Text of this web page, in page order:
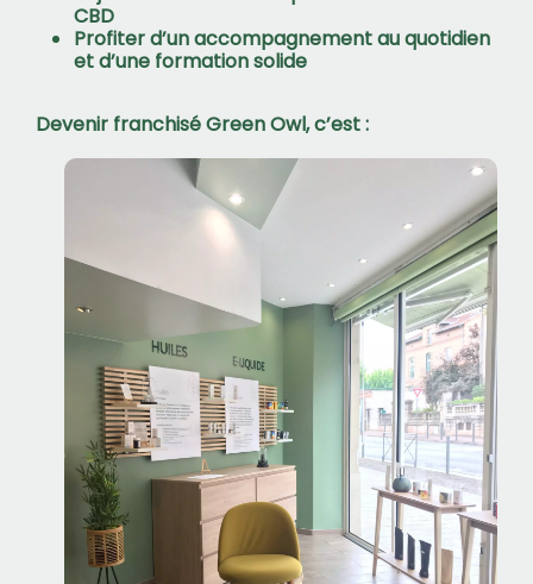
Devenir franchisé Green Owl, c’est :
CBD
Profiter d’unaccompagnementau quotidien
et d’une formationsolide